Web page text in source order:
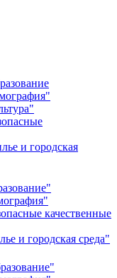
и городская
качественные
и городская среда"